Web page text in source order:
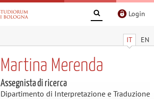
Login
IT EN
Martina Merenda
Assegnista di ricerca
Dipartimento di Interpretazione e Traduzione